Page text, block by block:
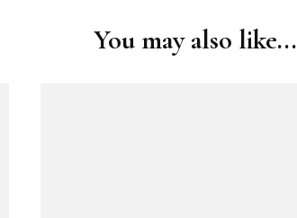
You may also like...